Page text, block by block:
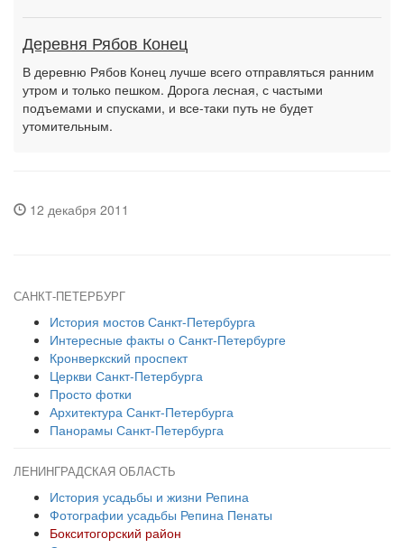
Деревня Рябов Конец
В деревню Рябов Конец лучше всего отправляться ранним
утром и только пешком. Дорога лесная, с частыми
подъемами и спусками, и все-таки путь не будет
утомительным.
12 декабря 2011
САНКТ-ПЕТЕРБУРГ
История мостов Санкт-Петербурга
Интересные факты о Санкт-Петербурге
Кронверкский проспект
Церкви Санкт-Петербурга
Просто фотки
Архитектура Санкт-Петербурга
Панорамы Санкт-Петербурга
ЛЕНИНГРАДСКАЯ ОБЛАСТЬ
История усадьбы и жизни Репина
Фотографии усадьбы Репина Пенаты
Бокситогорский район